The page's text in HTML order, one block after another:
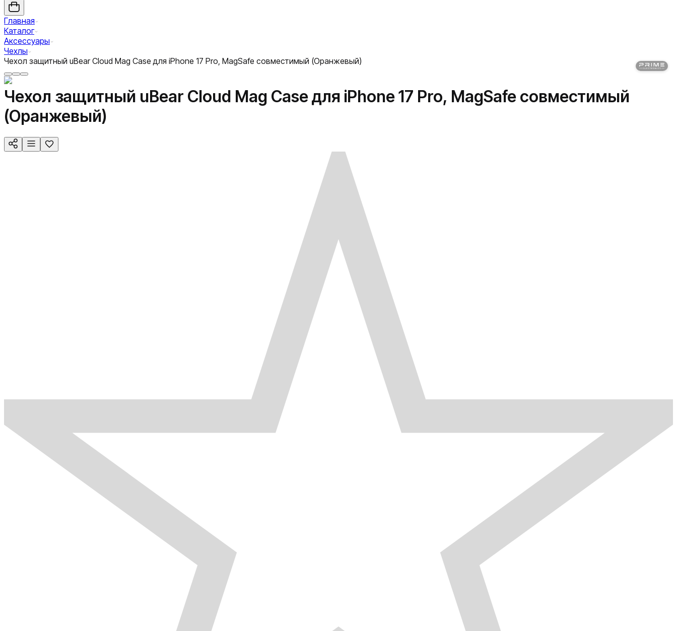
Главная
Каталог
Аксессуары
Чехлы
Чехол защитный uBear Cloud Mag Case для iPhone 17 Pro, MagSafe совместимый (Оранжевый)
Чехол защитный uBear Cloud Mag Case для iPhone 17 Pro, MagSafe совместимый
(Оранжевый)